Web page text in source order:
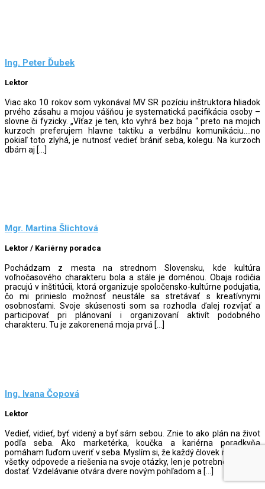
Ing. Peter Ďubek
Lektor
Viac ako 10 rokov som vykonával MV SR pozíciu inštruktora hliadok
prvého zásahu a mojou vášňou je systematická pacifikácia osoby –
slovne či fyzicky. „Víťaz je ten, kto vyhrá bez boja “ preto na mojich
kurzoch preferujem hlavne taktiku a verbálnu komunikáciu….no
pokiaľ toto zlyhá, je nutnosť vedieť brániť seba, kolegu. Na kurzoch
dbám aj […]
Mgr. Martina Šlichtová
Lektor / Kariérny poradca
Pochádzam z mesta na strednom Slovensku, kde kultúra
voľnočasového charakteru bola a stále je doménou. Obaja rodičia
pracujú v inštitúcii, ktorá organizuje spoločensko-kultúrne podujatia,
čo mi prinieslo možnosť neustále sa stretávať s kreatívnymi
osobnosťami. Svoje skúsenosti som sa rozhodla ďalej rozvíjať a
participovať pri plánovaní i organizovaní aktivít podobného
charakteru. Tu je zakorenená moja prvá […]
Ing. Ivana Čopová
Lektor
Vedieť, vidieť, byť videný a byť sám sebou. Znie to ako plán na život
podľa seba. Ako marketérka, koučka a kariérna poradkyňa
pomáham ľuďom uveriť v seba. Myslím si, že každý človek má v sebe
všetky odpovede a riešenia na svoje otázky, len je potrebné sa k nim
dostať. Vzdelávanie otvára dvere novým pohľadom a […]